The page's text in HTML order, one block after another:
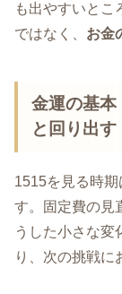
も出やすいとこ
ではなく、 お金
金運の基本
と回り出す
1515を見る時
す。固定費の見
うした小さな変
り、次の挑戦に